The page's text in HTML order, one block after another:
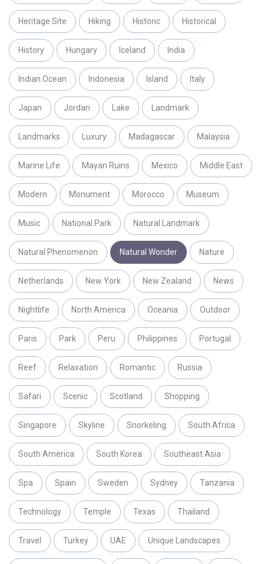
Heritage Site Hiking Historic Historical
History Hungary Iceland India
Indian Ocean Indonesia Island Italy
Japan Jordan Lake Landmark
Landmarks Luxury Madagascar Malaysia
Marine Life Mayan Ruins Mexico Middle East
Modern Monument Morocco Museum
Music National Park Natural Landmark
Natural Phenomenon Natural Wonder Nature
Netherlands New York New Zealand News
Nightlife North America Oceania Outdoor
Paris Park Peru Philippines Portugal
Reef Relaxation Romantic Russia
Safari Scenic Scotland Shopping
Singapore Skyline Snorkeling South Africa
South America South Korea Southeast Asia
Spa Spain Sweden Sydney Tanzania
Technology Temple Texas Thailand
Travel Turkey UAE Unique Landscapes